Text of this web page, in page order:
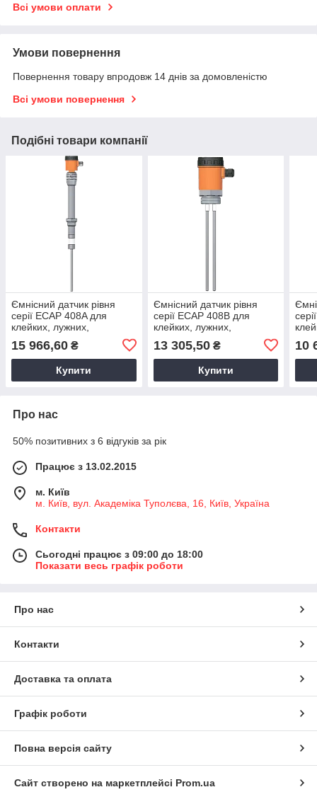
Всі умови оплати
Умови повернення
Повернення товару впродовж 14 днів за домовленістю
Всі умови повернення
Подібні товари компанії
Ємнісний датчик рівня
серії ECAP 408A для
клейких, лужних,
15 966,60 ₴
Купити
Ємнісний датчик рівня
серії ECAP 408B для
клейких, лужних,
(корпус алюміній)
13 305,50₴
Купити
10
Про нас
50% позитивних з 6 відгуків за рік
Працює з 13.02.2015
м. Київ
м. Київ, вул. Академіка Туполєва, 16, Київ, Україна
Контакти
Сьогодні працює з 09:00 до 18:00
Показати весь графік роботи
Про нас
Контакти
Доставка та оплата
Графік роботи
Повна версія сайту
Сайт створено на маркетплейсі Prom.ua